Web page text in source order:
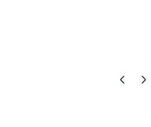
Pagina precedente
Pagina